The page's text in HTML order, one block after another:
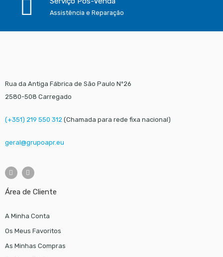
Assistência e Reparação
Rua da Antiga Fábrica de São Paulo Nº26
2580-508 Carregado
(+351) 219 550 312 (Chamada para rede fixa nacional)
geral@grupoapr.eu
Área de Cliente
A Minha Conta
Os Meus Favoritos
As Minhas Compras